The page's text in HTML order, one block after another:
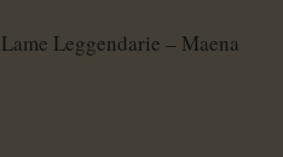
Leggendarie – Maena